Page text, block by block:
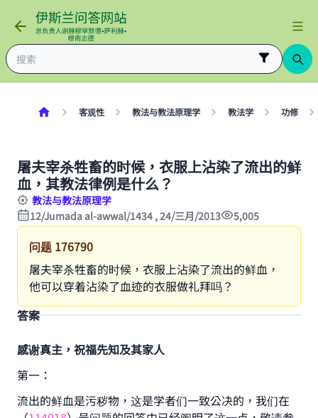
客观性 教法与教法原理学 教法学 功修
屠夫宰杀牲畜的时候，衣服上沾染了流出的鲜
血，其教法律例是什么？
教法与教法原理学
12/Jumada al-awwal/1434 , 24/三月/2013
5,005
问题 176790
屠夫宰杀牲畜的时候，衣服上沾染了流出的鲜血，
他可以穿着沾染了血迹的衣服做礼拜吗？
答案
感谢真主，祝福先知及其家人
第一：
流出的鲜血是污秽物，这是学者们一致公决的，我们在